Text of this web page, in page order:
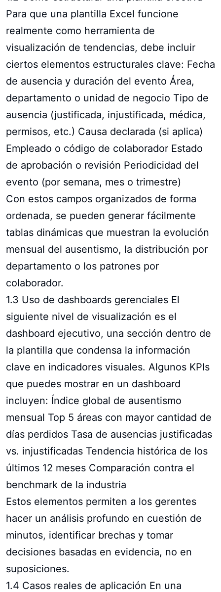
Para que una plantilla Excel funcione
realmente como herramienta de
visualización de tendencias, debe incluir
ciertos elementos estructurales clave: Fecha
de ausencia y duración del evento Área,
departamento o unidad de negocio Tipo de
ausencia (justificada, injustificada, médica,
permisos, etc.) Causa declarada (si aplica)
Empleado o código de colaborador Estado
de aprobación o revisión Periodicidad del
evento (por semana, mes o trimestre)
Con estos campos organizados de forma
ordenada, se pueden generar fácilmente
tablas dinámicas que muestran la evolución
mensual del ausentismo, la distribución por
departamento o los patrones por
colaborador.
1.3 Uso de dashboards gerenciales El
siguiente nivel de visualización es el
dashboard ejecutivo, una sección dentro de
la plantilla que condensa la información
clave en indicadores visuales. Algunos KPIs
que puedes mostrar en un dashboard
incluyen: Índice global de ausentismo
mensual Top 5 áreas con mayor cantidad de
días perdidos Tasa de ausencias justificadas
vs. injustificadas Tendencia histórica de los
últimos 12 meses Comparación contra el
benchmark de la industria
Estos elementos permiten a los gerentes
hacer un análisis profundo en cuestión de
minutos, identificar brechas y tomar
decisiones basadas en evidencia, no en
suposiciones.
1.4 Casos reales de aplicación En una